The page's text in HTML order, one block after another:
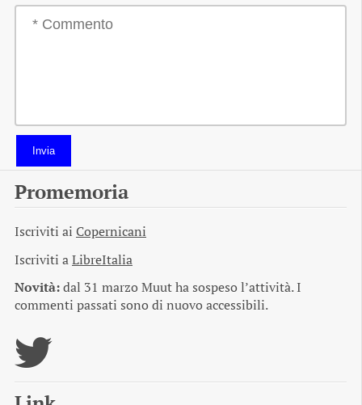
Invia
Promemoria
Iscriviti ai Copernicani
Iscriviti aLibreItalia
Novità:dal 31 marzo Muut ha sospeso l’attività. I
commenti passati sono di nuovo accessibili.